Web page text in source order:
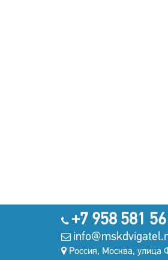
+7 958 581
Россия, Москва, улица